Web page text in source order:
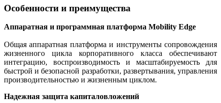
Особенности и преимущества
Аппаратная и программная платформа Mobility Edge
Общая аппаратная платформа и инструменты сопровождения
жизненного цикла корпоративного класса обеспечивают
интеграцию, воспроизводимость и масштабируемость для
быстрой и безопасной разработки, развертывания, управления
производительностью и жизненным циклом.
Надежная защита капиталовложений